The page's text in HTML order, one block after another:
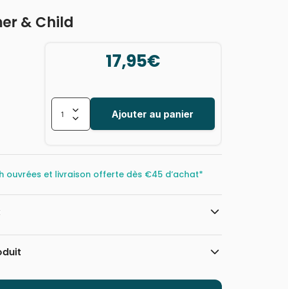
& Child
17,95€
Ajouter au panier
ouvrées et livraison offerte dès €45 d’achat*